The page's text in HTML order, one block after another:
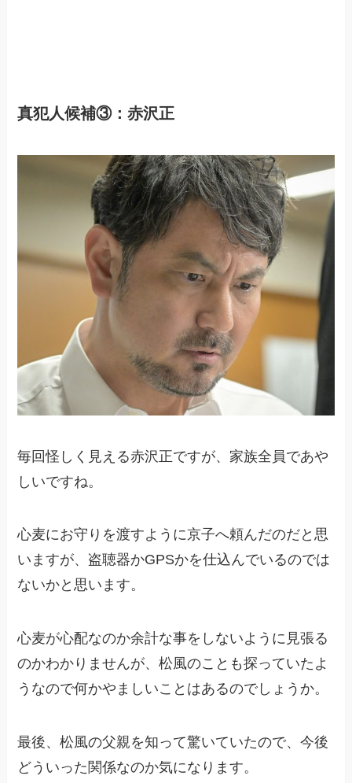
真犯人候補③：赤沢正
毎回怪しく見える赤沢正ですが、家族全員であや
しいですね。
心麦にお守りを渡すように京子へ頼んだのだと思
いますが、盗聴器かGPSかを仕込んでいるのでは
ないかと思います。
心麦が心配なのか余計な事をしないように見張る
のかわかりませんが、松風のことも探っていたよ
うなので何かやましいことはあるのでしょうか。
最後、松風の父親を知って驚いていたので、今後
どういった関係なのか気になります。